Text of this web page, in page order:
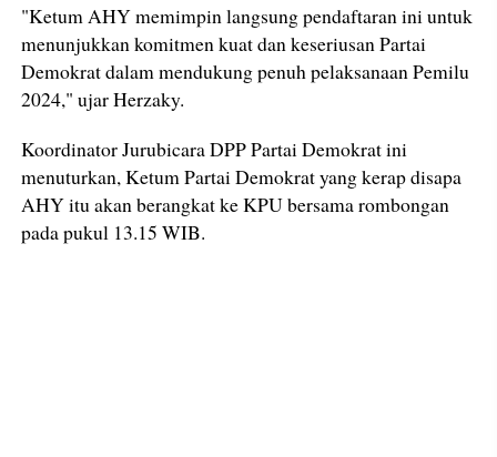
"Ketum AHY memimpin langsung pendaftaran ini untuk
menunjukkan komitmen kuat dan keseriusan Partai
Demokrat dalam mendukung penuh pelaksanaan Pemilu
2024," ujar Herzaky.
Koordinator Jurubicara DPP Partai Demokrat ini
menuturkan, Ketum Partai Demokrat yang kerap disapa
AHY itu akan berangkat ke KPU bersama rombongan
pada pukul 13.15 WIB.